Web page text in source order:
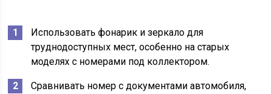
Использовать фонарик и зеркало для
труднодоступных мест, особенно на старых
моделях с номерами под коллектором.
Сравнивать номер с документами автомобиля,